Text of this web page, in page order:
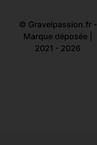
© Gravelpassion.fr -
Marque déposée |
2021 - 2026